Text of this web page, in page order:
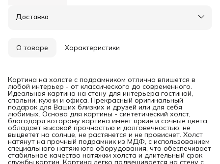
Доставка
О товаре Характеристики
Картина на холсте с подрамником отлично впишется в
любой интерьер - от классического до современного.
Идеальная картина на стену для интерьера гостиной,
спальни, кухни и офиса. Прекрасный оригинальный
подарок для Ваших близких и друзей или для себя
любимых. Основа для картины - синтетический холст,
благодаря которому картина имеет яркие и сочные цвета,
обладает высокой прочностью и долговечностью, не
выцветет на солнце, не растянется и не провиснет. Холст
натянут на прочный подрамник из МДФ, с использованием
специального натяжного оборудования, что обеспечивает
стабильное качество натяжки холста и длительный срок
службы картин. Картина легко подвешивается на стену с